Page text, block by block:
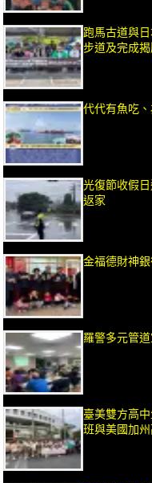
跑馬古道與
步道及完成
代代有魚吃
光復節收假
返家
金福德財神
羅警多元管
臺美雙方高
班與美國加